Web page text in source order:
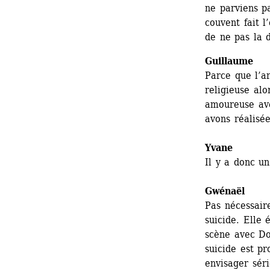
ne parviens
couvent fait
de ne pas la
Guillaume
Parce que
religieuse
amoureuse
avons
Yvane
Il y a donc
Gwénaël
Pas
suicide. Elle
scène avec
suicide est
envisager